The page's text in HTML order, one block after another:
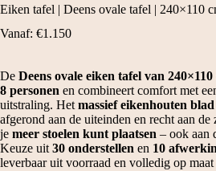
Eiken tafel | Deens ovale tafel | 240×110
Vanaf: €1.150
De Deens ovale eiken tafel van 240×110
8 personen en combineert comfort met
uitstraling. Het massief eikenhouten blad
afgerond aan de uiteinden en recht aan
je meer stoelen kunt plaatsen – ook aan
Keuze uit 30 onderstellen en 10
leverbaar uit voorraad en volledig op maat